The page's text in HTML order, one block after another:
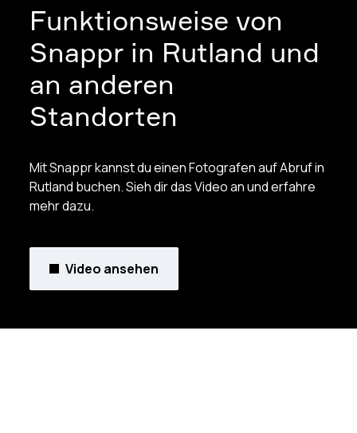
Funktionsweise von
Snappr in Rutland und
an anderen
Standorten
Mit Snappr kannst du einen Fotografen auf Abruf in
Rutland buchen. Sieh dir das Video an und erfahre
mehr dazu.
Video ansehen